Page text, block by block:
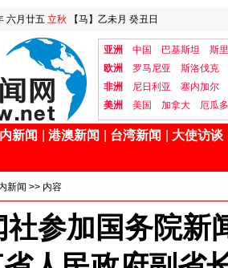
六月廿五 立秋 【马】乙未月 癸丑日
亚洲 中国 巴基斯坦
斯
欧洲
罗马尼亚
斯洛伐克
非洲
尼日利亚
塞内加尔
美洲
美国 加拿大 厄瓜
新闻 港澳新闻 台湾新闻 大使访谈
新闻 >> 内容
社参加国务院新